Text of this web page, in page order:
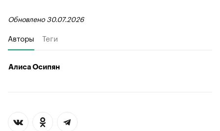
Обновлено 30.07.2026
Авторы Теги
Алиса Осипян